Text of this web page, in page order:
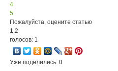
4
5
Пожалуйста, оцените статью
1.2
голосов: 1
Уже поделились: 0